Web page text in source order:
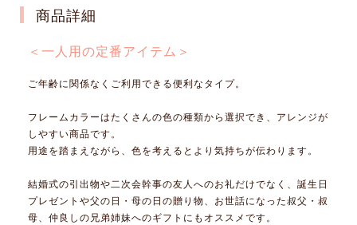
商品詳細
＜一人用の定番アイテム＞
ご年齢に関係なくご利用できる便利なタイプ。
フレームカラーはたくさんの色の種類から選択でき、アレンジが
しやすい商品です。
用途を踏まえながら、色を考えるとより気持ちが伝わります。
結婚式の引出物や二次会幹事の友人へのお礼だけでなく、誕生日
プレゼントや父の日・母の日の贈り物、お世話になった叔父・叔
母、仲良しの兄弟姉妹へのギフトにもオススメです。